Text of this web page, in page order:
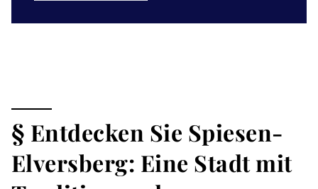
§ Entdecken Sie Spiesen-
Elversberg: Eine Stadt mit